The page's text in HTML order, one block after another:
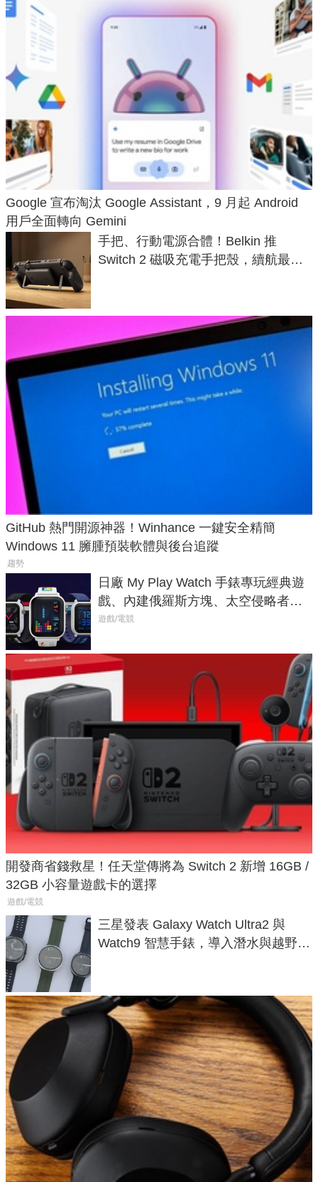
Google 宣布淘汰 Google Assistant，9 月起 Android
用戶全面轉向 Gemini
手把、行動電源合體！Belkin 推
Switch 2 磁吸充電手把殼，續航最高
GitHub 熱門開源神器！Winhance 一鍵安全精簡
Windows 11 臃腫預裝軟體與後台追蹤
趨勢
日廠 My Play Watch 手錶專玩經典遊
戲、內建俄羅斯方塊、太空侵略者，
不過竟然不能連手機？
遊戲/電競
開發商省錢救星！任天堂傳將為 Switch 2 新增 16GB /
32GB 小容量遊戲卡的選擇
遊戲/電競
三星發表 Galaxy Watch Ultra2 與
Watch9 智慧手錶，導入潛水與越野跑